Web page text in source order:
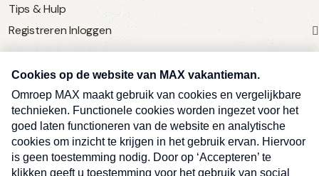
Tips & Hulp
Registreren Inloggen
SERVICE
Over Omroep MAX
MAX Vandaag
MAX Meldpunt
Pers